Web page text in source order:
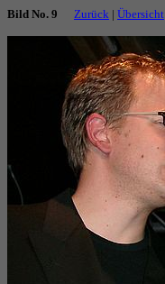
Bild No. 9 Zurück | Übersicht